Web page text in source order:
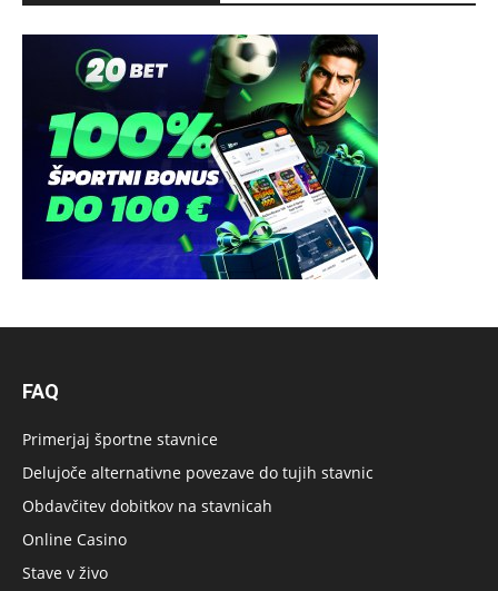
FAQ
Primerjaj športne stavnice
Delujoče alternativne povezave do tujih stavnic
Obdavčitev dobitkov na stavnicah
Online Casino
Stave v živo